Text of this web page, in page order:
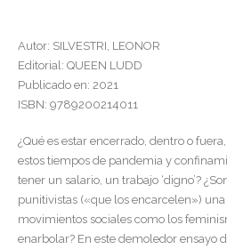
Autor: SILVESTRI, LEONOR
Editorial: QUEEN LUDD
Publicado en: 2021
ISBN: 9789200214011
¿Qué es estar encerrado, dentro o
estos tiempos de pandemia y
tener un salario, un trabajo ‘digno’?
punitivistas («que los encarcelen»)
movimientos sociales como los
enarbolar? En este demoledor ensayo